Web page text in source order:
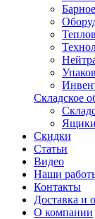
Складское
Скидки
Статьи
Видео
Наши
Контакты
Доставка и
О компании